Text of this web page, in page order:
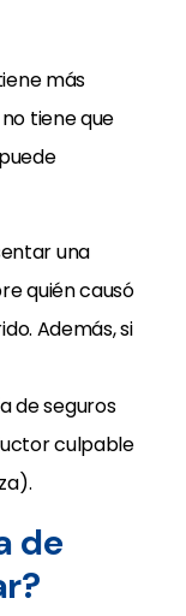
más
tiene que
una
quién causó
Además, si
de seguros
culpable
de